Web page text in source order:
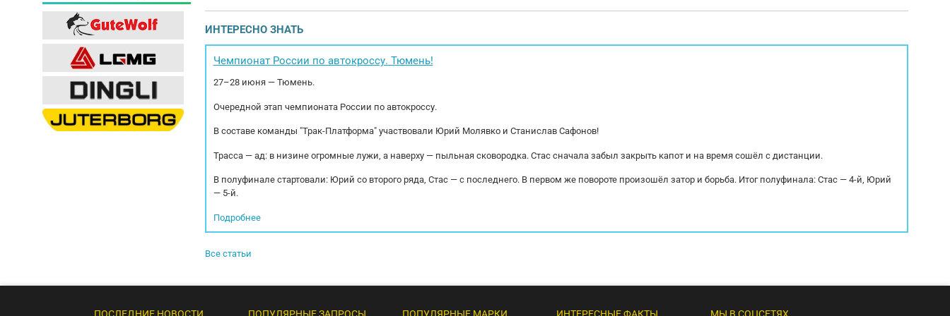
рузоподъемность технически допустимая, кг 50 000 /
64 500 Нагрузка на оси,...
расстановки работают, ошибок на блоках не имеет,
противооткаты,...
производитель - Турция
ИНТЕРЕСНО ЗНАТЬ
Чемпионат России по автокроссу. Тюмень!
27–28 июня — Тюмень.
Очередной этап чемпионата России по автокроссу.
В составе команды "Трак-Платформа" участвовали Юрий Молявко и Станислав Сафонов!
Трасса — ад: в низине огромные лужи, а наверху — пыльная сковородка. Стас сначала забыл закрыть капот и на время сошёл с дистанции.
В полуфинале стартовали: Юрий со второго ряда, Стас — с последнего. В первом же повороте произошёл затор и борьба. Итог полуфинала: Стас — 4-й, Юрий
— 5-й.
Подробнее
Все статьи
ПОСЛЕДНИЕ НОВОСТИ ПОПУЛЯРНЫЕ ЗАПРОСЫ ПОПУЛЯРНЫЕ МАРКИ ИНТЕРЕСНЫЕ ФАКТЫ МЫ В СОЦСЕТЯХ